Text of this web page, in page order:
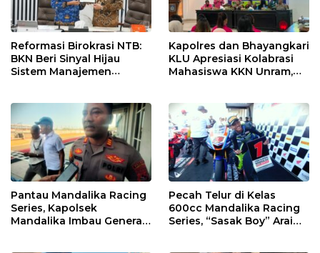
Reformasi Birokrasi NTB:
BKN Beri Sinyal Hijau
Sistem Manajemen
Kapolres dan Bhayangkari
KLU Apresiasi Kolabrasi
Mahasiswa KKN Unram,
Pantau Mandalika Racing
Series, Kapolsek
Mandalika Imbau Generasi
Pecah Telur di Kelas
600cc Mandalika Racing
Series, “Sasak Boy” Arai